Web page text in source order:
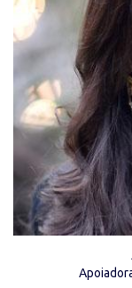
“A
Mais